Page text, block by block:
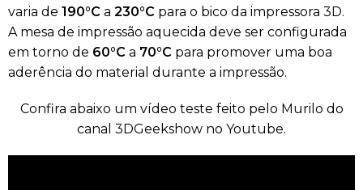
varia de 190°C a 230°C para o bico da impressora 3D.
A mesa de impressão aquecida deve ser configurada
em torno de 60°C a 70°C para promover uma boa
aderência do material durante a impressão.
Confira abaixo um vídeo teste feito pelo Murilo do
canal 3DGeekshow no Youtube.